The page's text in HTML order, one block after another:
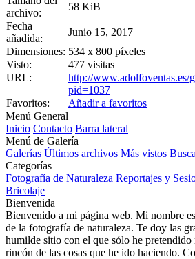
archivo:
58 KiB
Fecha
añadida:
Junio 15, 2017
Dimensiones: 534 x 800 píxeles
Visto:
477 visitas
URL:
http://www.adolfoventas.es/
pid=1037
Favoritos:
Añadir a favoritos
Menú General
Inicio Contacto Barra lateral
Menú de Galería
Galerías Últimos archivos Más vistos
Categorías
Fotografía de Naturaleza Reportajes y
Bricolaje
Bienvenida
Bienvenido a mi página web. Mi nombre es
de la fotografía de naturaleza. Te doy las
humilde sitio con el que sólo he pretendido
rincón de las cosas que he ido haciendo.